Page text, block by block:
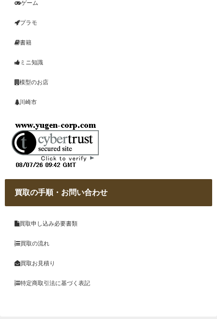
ゲーム
プラモ
書籍
ミニ知識
模型のお店
川崎市
買取の手順・お問い合わせ
買取申し込み必要書類
買取の流れ
買取お見積り
特定商取引法に基づく表記